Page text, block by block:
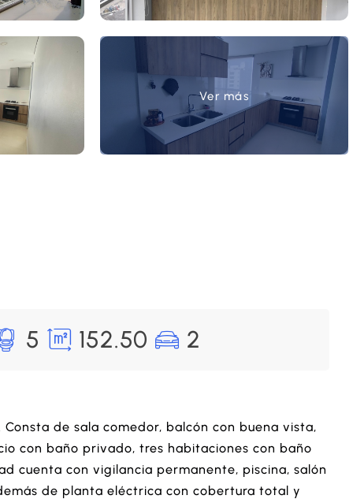
Ver más
5 152.50 2
de sala comedor, balcón con buena vista,
con baño privado, tres habitaciones con baño
cuenta con vigilancia permanente, piscina, salón
de planta eléctrica con cobertura total y